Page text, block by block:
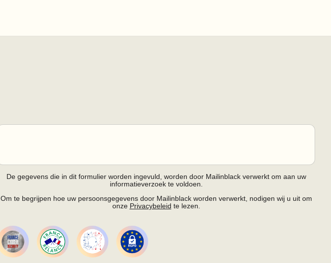
De gegevens die in dit formulier worden ingevuld, worden door Mailinblack verwerkt om aan uw
informatieverzoek te voldoen.
Om te begrijpen hoe uw persoonsgegevens door Mailinblack worden verwerkt, nodigen wij u uit om
onze Privacybeleid te lezen.